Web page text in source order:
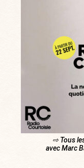
⇨ Tous
avec Marc